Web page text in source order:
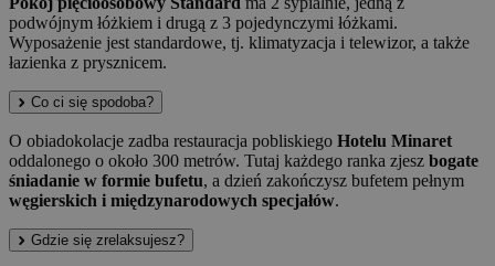
podwójnym łóżkiem i drugą z 3 pojedynczymi łóżkami.
Wyposażenie jest standardowe, tj. klimatyzacja i telewizor, a także
łazienka z prysznicem.
Co ci się spodoba?
O obiadokolacje zadba restauracja pobliskiego Hotelu Minaret
oddalonego o około 300 metrów. Tutaj każdego ranka zjesz bogate
śniadanie w formie bufetu, a dzień zakończysz bufetem pełnym
węgierskich i międzynarodowych specjałów.
Gdzie się zrelaksujesz?